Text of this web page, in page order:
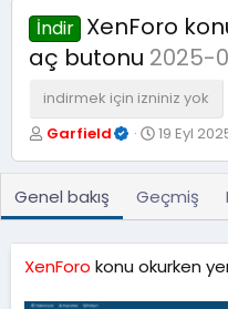
İndir XenForo
aç butonu 2025-
indirmek için izniniz yok
Y
a
r
Garfield
O
ş
u
19 Eyl
Genel bakış Geçmiş
XenForo konu okurken